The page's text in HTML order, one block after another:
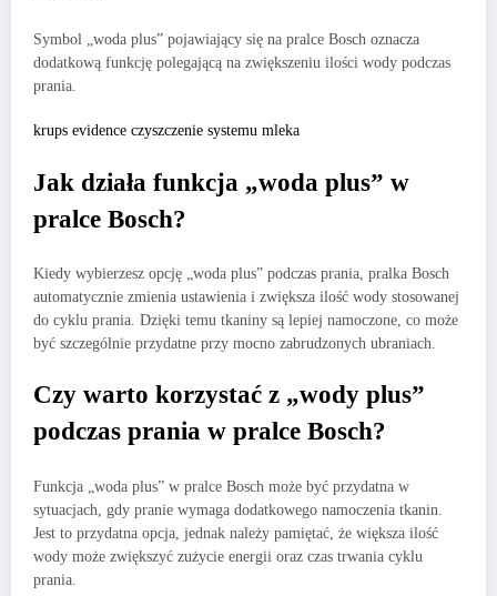
Symbol „woda plus” pojawiający się na pralce Bosch oznacza
dodatkową funkcję polegającą na zwiększeniu ilości wody podczas
prania.
krups evidence czyszczenie systemu mleka
Jak działa funkcja „woda plus” w
pralce Bosch?
Kiedy wybierzesz opcję „woda plus” podczas prania, pralka Bosch
automatycznie zmienia ustawienia i zwiększa ilość wody stosowanej
do cyklu prania. Dzięki temu tkaniny są lepiej namoczone, co może
być szczególnie przydatne przy mocno zabrudzonych ubraniach.
Czy warto korzystać z „wody plus”
podczas prania w pralce Bosch?
Funkcja „woda plus” w pralce Bosch może być przydatna w
sytuacjach, gdy pranie wymaga dodatkowego namoczenia tkanin.
Jest to przydatna opcja, jednak należy pamiętać, że większa ilość
wody może zwiększyć zużycie energii oraz czas trwania cyklu
prania.